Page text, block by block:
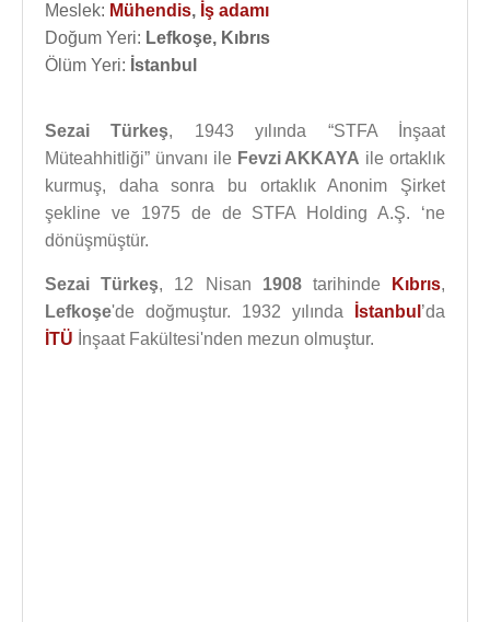
Meslek: Mühendis, İş adamı
Doğum Yeri: Lefkoşe, Kıbrıs
Ölüm Yeri: İstanbul
Sezai Türkeş, 1943 yılında “STFA İnşaat
Müteahhitliği” ünvanı ile Fevzi AKKAYA ile ortaklık
kurmuş, daha sonra bu ortaklık Anonim Şirket
şekline ve 1975 de de STFA Holding A.Ş. ‘ne
dönüşmüştür.
Sezai Türkeş, 12 Nisan 1908tarihinde Kıbrıs,
Lefkoşe'de doğmuştur. 1932 yılında İstanbul ’da
İTÜ İnşaat Fakültesi'nden mezun olmuştur.